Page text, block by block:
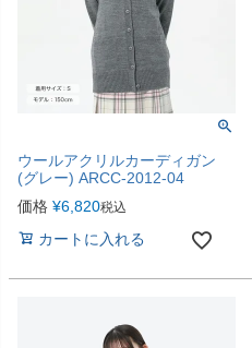
ウールアクリルカーディガン
(グレー) ARCC-2012-04
価格 ¥6,820税込
カートに入れる